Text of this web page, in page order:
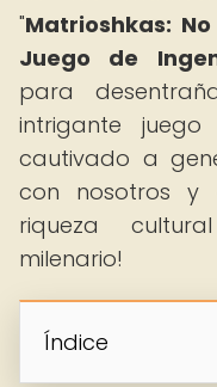
"Matrioshkas:
Juego de
para
intrigante
cautivado a
con nosotros y
riqueza
milenario!
Índice